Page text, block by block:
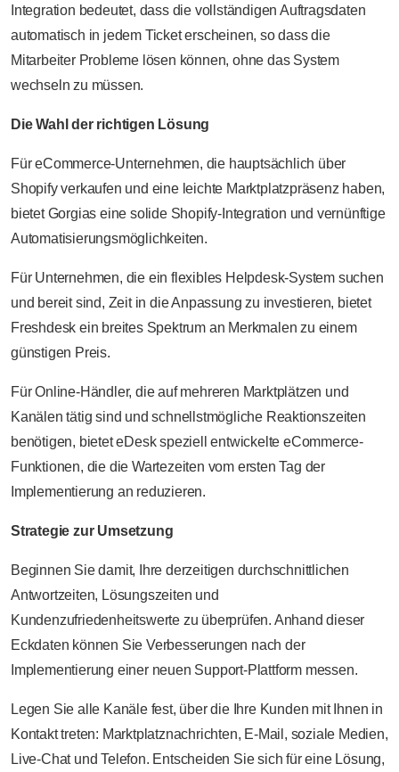
Integration bedeutet, dass die vollständigen Auftragsdaten
automatisch in jedem Ticket erscheinen, so dass die
Mitarbeiter Probleme lösen können, ohne das System
wechseln zu müssen.
Die Wahl der richtigen Lösung
Für eCommerce-Unternehmen, die hauptsächlich über
Shopify verkaufen und eine leichte Marktplatzpräsenz haben,
bietet Gorgias eine solide Shopify-Integration und vernünftige
Automatisierungsmöglichkeiten.
Für Unternehmen, die ein flexibles Helpdesk-System suchen
und bereit sind, Zeit in die Anpassung zu investieren, bietet
Freshdesk ein breites Spektrum an Merkmalen zu einem
günstigen Preis.
Für Online-Händler, die auf mehreren Marktplätzen und
Kanälen tätig sind und schnellstmögliche Reaktionszeiten
benötigen, bietet eDesk speziell entwickelte eCommerce-
Funktionen, die die Wartezeiten vom ersten Tag der
Implementierung an reduzieren.
Strategie zur Umsetzung
Beginnen Sie damit, Ihre derzeitigen durchschnittlichen
Antwortzeiten, Lösungszeiten und
Kundenzufriedenheitswerte zu überprüfen. Anhand dieser
Eckdaten können Sie Verbesserungen nach der
Implementierung einer neuen Support-Plattform messen.
Legen Sie alle Kanäle fest, über die Ihre Kunden mit Ihnen in
Kontakt treten: Marktplatznachrichten, E-Mail, soziale Medien,
Live-Chat und Telefon. Entscheiden Sie sich für eine Lösung,